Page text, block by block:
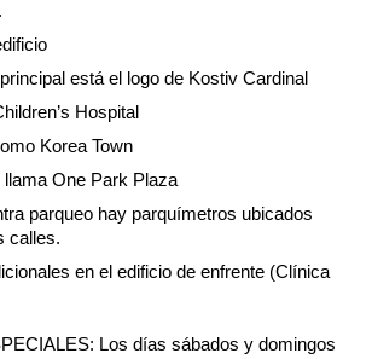
está el logo de Kostiv Cardinal
Hospital
Korea Town
llama One Park Plaza
parqueo hay parquímetros ubicados
calles.
en el edificio de enfrente (Clínica
Los días sábados y domingos